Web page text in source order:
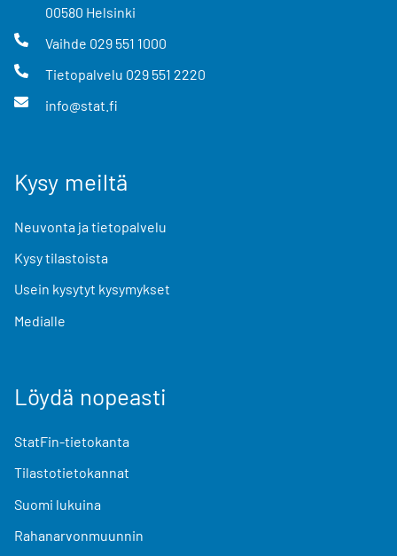
00580 Helsinki
Vaihde 029 551 1000
Tietopalvelu 029 551 2220
info@stat.fi
Kysy meiltä
Neuvonta ja tietopalvelu
Kysy tilastoista
Usein kysytyt kysymykset
Medialle
Löydä nopeasti
StatFin-tietokanta
Tilastotietokannat
Suomi lukuina
Rahanarvonmuunnin